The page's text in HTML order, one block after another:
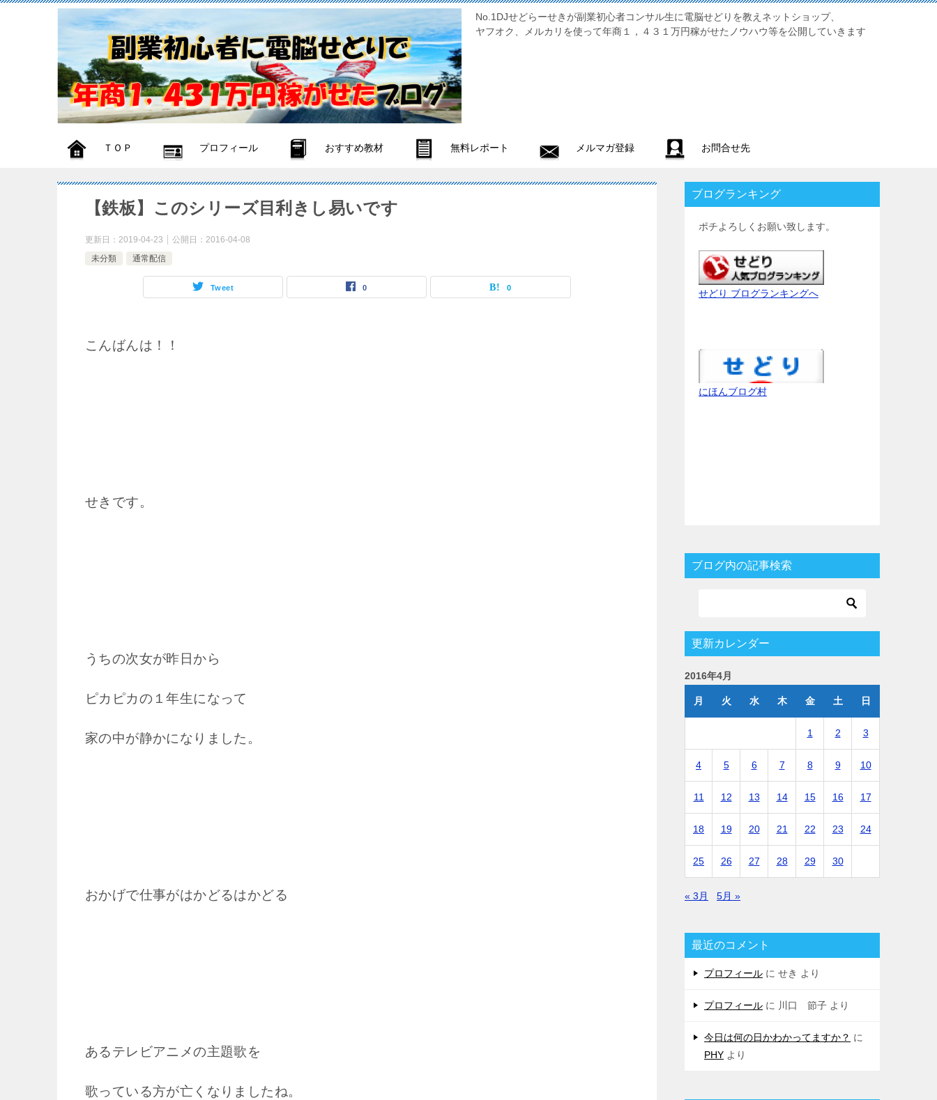
No.1DJせどらーせきが副業初心者コンサル生に電脳せどりを教えネットショップ、
ヤフオク、メルカリを使って年商１，４３１万円稼がせたノウハウ等を公開していきます
ＴＯＰ プロフィール おすすめ教材 無料レポート メルマガ登録 お問合せ先
【鉄板】このシリーズ目利きし易いです
更新日： 2019-04-23 公開日： 2016-04-08
未分類
通常配信
Tweet 0 0
こんばんは！！
せきです。
うちの次女が昨日から
ピカピカの１年生になって
家の中が静かになりました。
おかげで仕事がはかどるはかどる
あるテレビアニメの主題歌を
歌っている方が亡くなりましたね。
ブログランキング
ポチよろしくお願い致します。
せどり ブログランキングへ
にほんブログ村
ブログ内の記事検索
更新カレンダー
2016年4月
月 火 水 木 金 土 日
1 2 3
4 5 6 7 8 9 10
11 12 13 14 15 16 17
18 19 20 21 22 23 24
25 26 27 28 29 30
« 3月 5月 »
最近のコメント
プロフィール に せき より
プロフィール に 川口 節子 より
今日は何の日かわかってますか？ に
PHY より